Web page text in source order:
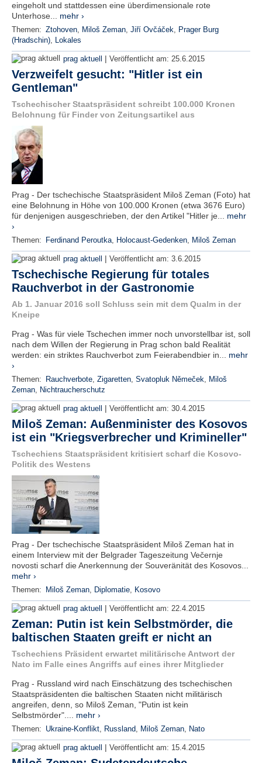
eingeholt und stattdessen eine überdimensionale rote
Unterhose... mehr ›
Themen: Ztohoven, Miloš Zeman, Jiří Ovčáček, Prager Burg
(Hradschin), Lokales
prag aktuell | Veröffentlicht am: 25.6.2015
Verzweifelt gesucht: "Hitler ist ein
Gentleman"
Tschechischer Staatspräsident schreibt 100.000 Kronen
Belohnung für Finder von Zeitungsartikel aus
Prag - Der tschechische Staatspräsident Miloš Zeman (Foto) hat
eine Belohnung in Höhe von 100.000 Kronen (etwa 3676 Euro)
für denjenigen ausgeschrieben, der den Artikel "Hitler je... mehr
›
Themen: Ferdinand Peroutka, Holocaust-Gedenken, Miloš Zeman
prag aktuell | Veröffentlicht am: 3.6.2015
Tschechische Regierung für totales
Rauchverbot in der Gastronomie
Ab 1. Januar 2016 soll Schluss sein mit dem Qualm in der
Kneipe
Prag - Was für viele Tschechen immer noch unvorstellbar ist, soll
nach dem Willen der Regierung in Prag schon bald Realität
werden: ein striktes Rauchverbot zum Feierabendbier in... mehr
›
Themen: Rauchverbote, Zigaretten, Svatopluk Němeček, Miloš
Zeman, Nichtraucherschutz
prag aktuell | Veröffentlicht am: 30.4.2015
Miloš Zeman: Außenminister des Kosovos
ist ein "Kriegsverbrecher und Krimineller"
Tschechiens Staatspräsident kritisiert scharf die Kosovo-
Politik des Westens
Prag - Der tschechische Staatspräsident Miloš Zeman hat in
einem Interview mit der Belgrader Tageszeitung Večernje
novosti scharf die Anerkennung der Souveränität des Kosovos...
mehr ›
Themen: Miloš Zeman, Diplomatie, Kosovo
prag aktuell | Veröffentlicht am: 22.4.2015
Zeman: Putin ist kein Selbstmörder, die
baltischen Staaten greift er nicht an
Tschechiens Präsident erwartet militärische Antwort der
Nato im Falle eines Angriffs auf eines ihrer Mitglieder
Prag - Russland wird nach Einschätzung des tschechischen
Staatspräsidenten die baltischen Staaten nicht militärisch
angreifen, denn, so Miloš Zeman, "Putin ist kein
Selbstmörder".... mehr ›
Themen: Ukraine-Konflikt, Russland, Miloš Zeman, Nato
prag aktuell | Veröffentlicht am: 15.4.2015